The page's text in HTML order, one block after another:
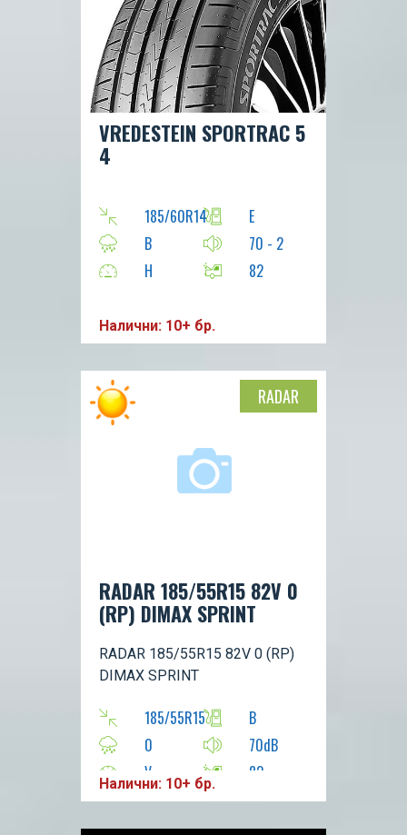
VREDESTEIN SPORTRAC 5
4
185/60R14
E
B
70 - 2
H
82
Налични: 10+ бр.
RADAR 185/55R15 82V 0
(RP) DIMAX SPRINT
RADAR 185/55R15 82V 0 (RP)
DIMAX SPRINT
185/55R15
B
0
70dB
V
82
Налични: 10+ бр.
RADAR